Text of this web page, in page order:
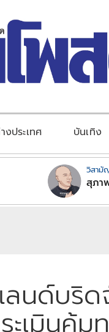
งประเทศ บันเทิง
วิสามั
สุภา
ลนด์บริด
เมินคุ้ม